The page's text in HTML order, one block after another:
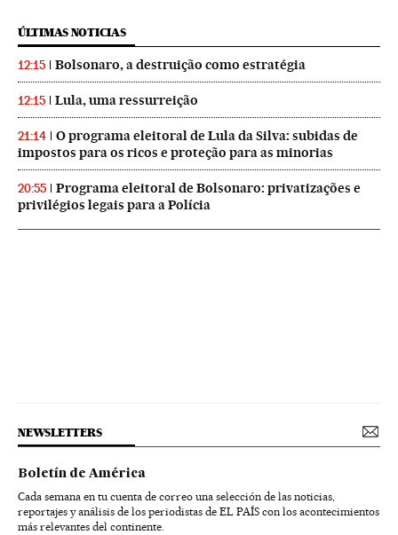
ÚLTIMAS NOTICIAS
12:15 Bolsonaro, a destruição como estratégia
12:15 Lula, uma ressurreição
21:14
O programa eleitoral de Lula da Silva: subidas de
impostos para os ricos e proteção para as minorias
20:55
Programa eleitoral de Bolsonaro: privatizações e
privilégios legais para a Polícia
NEWSLETTERS
Boletín de América
Cada semana en tu cuenta de correo una selección de las noticias,
reportajes y análisis de los periodistas de EL PAÍS con los acontecimientos
más relevantes del continente.